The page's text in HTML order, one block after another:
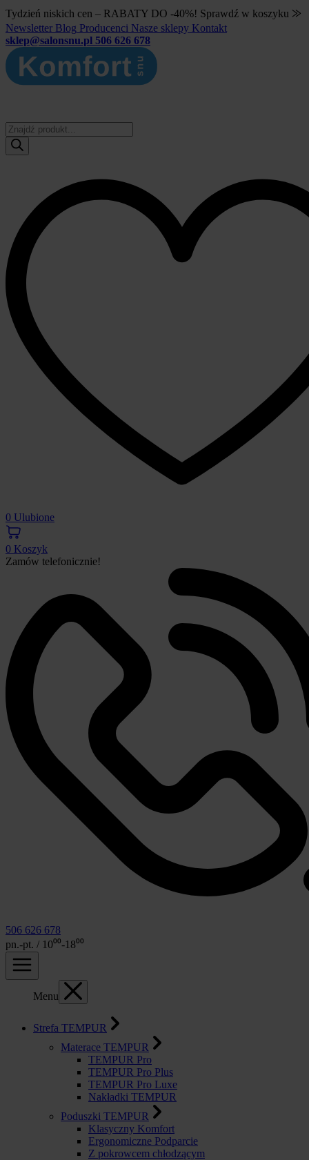
Tydzień niskich cen – RABATY DO -40%! Sprawdź w koszyku ⨠
Newsletter Blog Producenci Nasze sklepy Kontakt
sklep@salonsnu.pl 506 626 678
Wyszukiwarka
produktów
0 Ulubione
0 Koszyk
Zamów telefonicznie!
506 626 678
pn.-pt. / 10⁰⁰-18⁰⁰
Menu
Strefa TEMPUR
Materace TEMPUR
TEMPUR Pro
TEMPUR Pro Plus
TEMPUR Pro Luxe
Nakładki TEMPUR
Poduszki TEMPUR
Klasyczny Komfort
Ergonomiczne Podparcie
Z pokrowcem chłodzącym